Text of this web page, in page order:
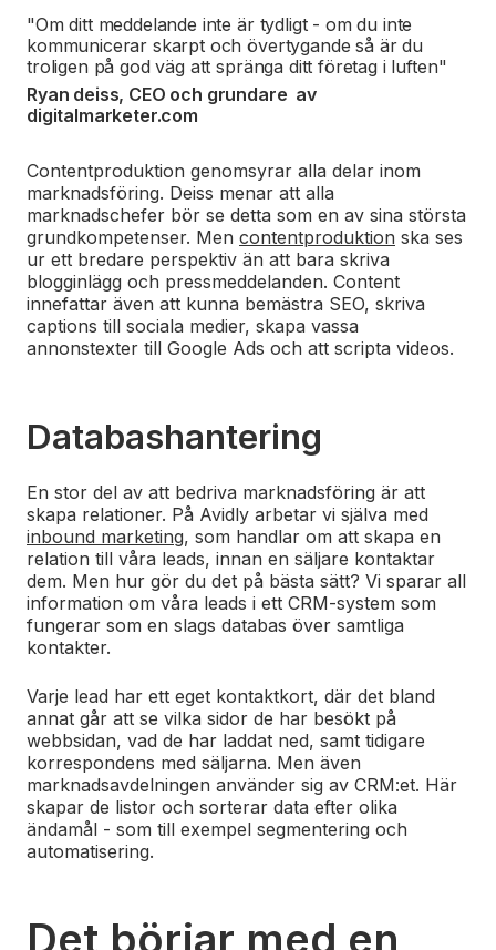
"Om ditt meddelande inte är tydligt - om du inte
kommunicerar skarpt och övertygande så är du
troligen på god väg att spränga ditt företag i luften"
Ryan deiss, CEO och grundare av
digitalmarketer.com
Contentproduktion genomsyrar alla delar inom
marknadsföring. Deiss menar att alla
marknadschefer bör se detta som en av sina största
grundkompetenser. Men contentproduktion ska ses
ur ett bredare perspektiv än att bara skriva
blogginlägg och pressmeddelanden. Content
innefattar även att kunna bemästra SEO, skriva
captions till sociala medier, skapa vassa
annonstexter till Google Ads och att scripta videos.
Databashantering
En stor del av att bedriva marknadsföring är att
skapa relationer. På Avidly arbetar vi själva med
inbound marketing, som handlar om att skapa en
relation till våra leads, innan en säljare kontaktar
dem. Men hur gör du det på bästa sätt? Vi sparar all
information om våra leads i ett CRM-system som
fungerar som en slags databas över samtliga
kontakter.
Varje lead har ett eget kontaktkort, där det bland
annat går att se vilka sidor de har besökt på
webbsidan, vad de har laddat ned, samt tidigare
korrespondens med säljarna. Men även
marknadsavdelningen använder sig av CRM:et. Här
skapar de listor och sorterar data efter olika
ändamål - som till exempel segmentering och
automatisering.
Det börjar med en